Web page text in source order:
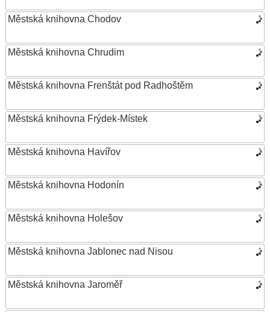
Městská knihovna Chodov
Městská knihovna Chrudim
Městská knihovna Frenštát pod Radhoštěm
Městská knihovna Frýdek-Místek
Městská knihovna Havířov
Městská knihovna Hodonín
Městská knihovna Holešov
Městská knihovna Jablonec nad Nisou
Městská knihovna Jaroměř